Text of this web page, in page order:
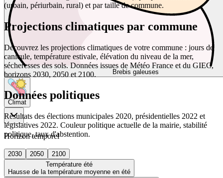
Brebis galeuses
Climat
Horizon temporel
2030 2050
2100
Température été
Hausse de la température moyenne en été
(urbain, périurbain, rural) et par taille de commune.
Projections climatiques par commune
Découvrez les projections climatiques de votre commune : jours de
canicule, température estivale, élévation du niveau de la mer,
sécheresses des sols. Données issues de Météo France et du GIEC,
horizons 2030, 2050 et 2100.
Données politiques
Résultats des élections municipales 2020, présidentielles 2022 et
législatives 2022. Couleur politique actuelle de la mairie, stabilité
politique, taux d'abstention.